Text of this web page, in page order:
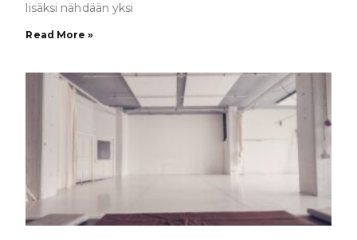
lisäksi nähdään yksi
Read More »